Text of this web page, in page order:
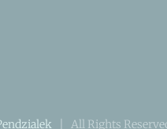
| All Rights